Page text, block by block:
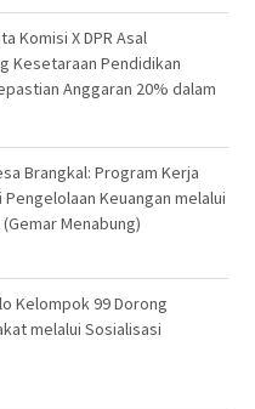
Komisi X DPR Asal
Kesetaraan Pendidikan
Anggaran 20% dalam
Brangkal: Program Kerja
Keuangan melalui
(Gemar Menabung)
Kelompok 99 Dorong
melalui Sosialisasi